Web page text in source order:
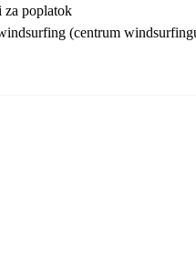
za poplatok
(centrum